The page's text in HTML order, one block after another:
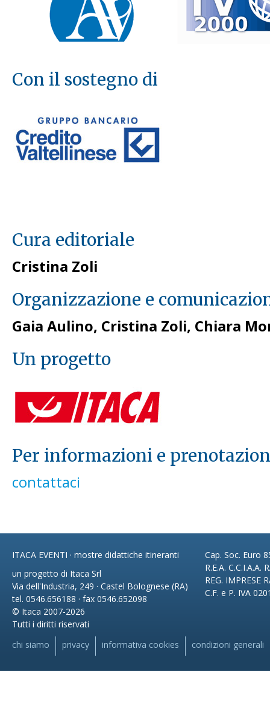
Con il sostegno di
Cura editoriale
Cristina Zoli
Organizzazione e
Gaia Aulino, Cristina Zoli, Chiara
Un progetto
Per informazioni e
contattaci
ITACA EVENTI · mostre didattiche itineranti
un progetto di Itaca Srl
Via dell'Industria, 249 · Castel Bolognese (RA)
tel. 0546.656188 · fax 0546.652098
© Itaca 2007-2026
Tutti i diritti riservati
Cap. Soc. Euro
R.E.A. C.C.I.A.A.
REG. IMPRESE
C.F. e P. IVA
chi siamo privacy informativa cookies condizioni generali